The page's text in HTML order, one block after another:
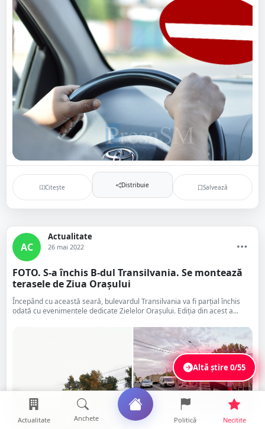
Citește Distribuie Salvează
AC
Actualitate
26 mai 2022
FOTO. S-a închis B-dul Transilvania. Se montează
terasele de Ziua Orașului
Începând cu această seară, bulevardul Transilvania va fi parțial închis
odată cu evenimentele dedicate Zielelor Orașului. Ediția din acest a...
Altă știre0/55
Actualitate Anchete Politică Necitite